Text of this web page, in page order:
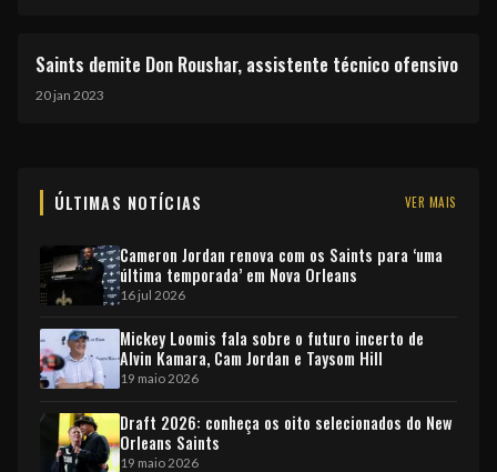
Saints demite Don Roushar, assistente técnico ofensivo
20 jan 2023
ÚLTIMAS NOTÍCIAS VER MAIS
Cameron Jordan renova com os Saints para ‘uma
última temporada’ em Nova Orleans
16 jul 2026
Mickey Loomis fala sobre o futuro incerto de
Alvin Kamara, Cam Jordan e Taysom Hill
19 maio 2026
Draft 2026: conheça os oito selecionados do New
Orleans Saints
19 maio 2026